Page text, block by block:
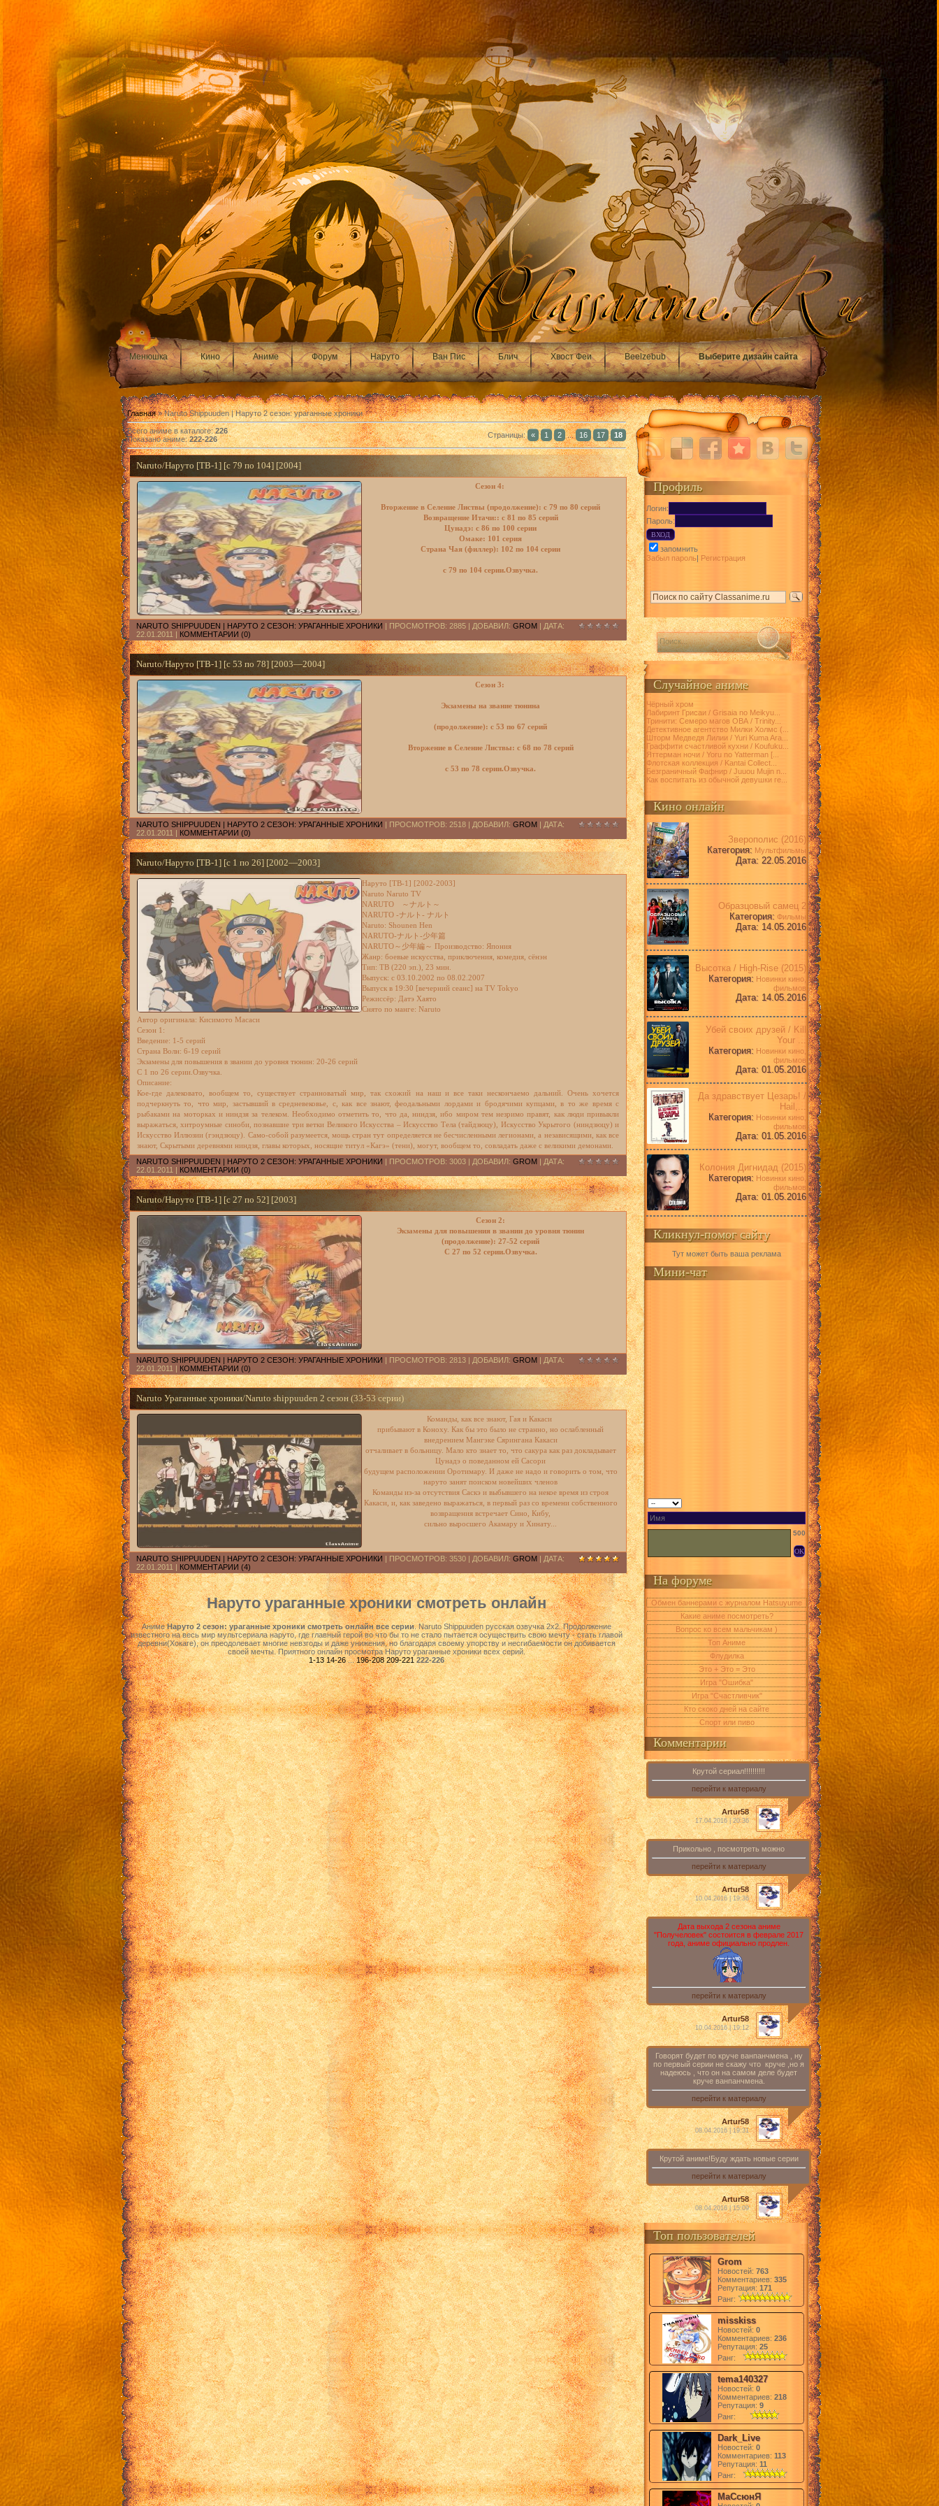
Менюшка Кино Аниме Форум Наруто Ван Пис Блич Хвост Феи Beelzebub Выберите дизайн сайта
Главная»Naruto Shippuuden | Наруто 2 сезон: ураганные хроники
Всего аниме в каталоге:226
Показано аниме:222-226 Страницы: « 1 2 ... 16 17 18
Naruto/Наруто [ТВ-1] [с 79 по 104] [2004]
Сезон 4:
Вторжение в Селение Листвы (продолжение): с 79 по 80 серий
Возвращение Итачи:: с 81 по 85 серий
Цунадэ: с 86 по 100 серии
Омаке: 101 серия
Страна Чая (филлер): 102 по 104 серии
с 79 по 104 серии.Озвучка.
NARUTO SHIPPUUDEN | НАРУТО 2 СЕЗОН: УРАГАННЫЕ ХРОНИКИ | ПРОСМОТРОВ: 2885 | ДОБАВИЛ: GROM | ДАТА:
22.01.2011 | КОММЕНТАРИИ (0)
Naruto/Наруто [ТВ-1] [с 53 по 78] [2003—2004]
Сезон 3:
Экзамены на звание тюнина
(продолжение): с 53 по 67 серий
Вторжение в Селение Листвы: с 68 по 78 серий
с 53 по 78 серии.Озвучка.
NARUTO SHIPPUUDEN | НАРУТО 2 СЕЗОН: УРАГАННЫЕ ХРОНИКИ | ПРОСМОТРОВ: 2518 | ДОБАВИЛ: GROM | ДАТА:
22.01.2011 | КОММЕНТАРИИ (0)
Naruto/Наруто [ТВ-1] [с 1 по 26] [2002—2003]
Наруто [ТВ-1] [2002-2003]
Naruto Naruto TV
NARUTO ～ナルト～
NARUTO -ナルト- ナルト
Naruto: Shounen Hen
NARUTO-ナルト-少年篇
NARUTO～少年編～ Производство: Япония
Жанр: боевые искусства, приключения, комедия, сёнэн
Тип: ТВ (220 эп.), 23 мин.
Выпуск: c 03.10.2002 по 08.02.2007
Выпуск в 19:30 [вечерний сеанс] на TV Tokyo
Режиссёр: Датэ Хаято
Снято по манге: Naruto
Автор оригинала: Кисимото Масаси
Сезон 1:
Введение: 1-5 серий
Страна Волн: 6-19 серий
Экзамены для повышения в звании до уровня тюнин: 20-26 серий
С 1 по 26 серии.Озвучка.
Описание:
Кое-где далековато, вообщем то, существует странноватый мир, так схожий на наш и все таки нескончаемо дальний. Очень хочется
подчеркнуть то, что мир, застывший в средневековье, с, как все знают, феодальными лордами и бродячими купцами, в то же время с
рыбаками на моторках и ниндзя за телеком. Необходимо отметить то, что да, ниндзя, ибо миром тем незримо правят, как люди привыкли
выражаться, хитроумные синоби, познавшие три ветки Великого Искусства – Искусство Тела (тайдзюцу), Искусство Укрытого (ниндзюцу) и
Искусство Иллюзии (гэндзюцу). Само-собой разумеется, мощь стран тут определяется не бесчисленными легионами, а независящими, как все
знают, Скрытыми деревнями ниндзя, главы которых, носящие титул «Кагэ» (тени), могут, вообщем то, совладать даже с великими демонами.
NARUTO SHIPPUUDEN | НАРУТО 2 СЕЗОН: УРАГАННЫЕ ХРОНИКИ | ПРОСМОТРОВ: 3003 | ДОБАВИЛ: GROM | ДАТА:
22.01.2011 | КОММЕНТАРИИ (0)
Naruto/Наруто [ТВ-1] [с 27 по 52] [2003]
Сезон 2:
Экзамены для повышения в звании до уровня тюнин
(продолжение): 27-52 серий
С 27 по 52 серии.Озвучка.
NARUTO SHIPPUUDEN | НАРУТО 2 СЕЗОН: УРАГАННЫЕ ХРОНИКИ | ПРОСМОТРОВ: 2813 | ДОБАВИЛ: GROM | ДАТА:
22.01.2011 | КОММЕНТАРИИ (0)
Naruto Ураганные хроники/Naruto shippuuden 2 сезон (33-53 серии)
Команды, как все знают, Гая и Какаси
прибывают в Коноху. Как бы это было не странно, но ослабленный
внедрением Мангэке Сярингана Какаси
отчаливает в больницу. Мало кто знает то, что сакура как раз докладывает
Цунадэ о поведанном ей Сасори
будущем расположении Оротимару. И даже не надо и говорить о том, что
наруто занят поиском новейших членов
Команды из-за отсутствия Саскэ и выбывшего на некое время из строя
Какаси, и, как заведено выражаться, в первый раз со времени собственного
возвращения встречает Сино, Кибу,
сильно выросшего Акамару и Хинату...
NARUTO SHIPPUUDEN | НАРУТО 2 СЕЗОН: УРАГАННЫЕ ХРОНИКИ | ПРОСМОТРОВ: 3530 | ДОБАВИЛ: GROM | ДАТА:
22.01.2011 | КОММЕНТАРИИ (4)
Наруто ураганные хроники смотреть онлайн
АнимеНаруто 2 сезон: ураганные хроники смотреть онлайн все серии. Naruto Shippuuden русская озвучка 2х2. Продолжение
известного на весь мир мультсериала наруто, где главный герой во что бы то не стало пытается осуществить свою мечту - стать главой
деревни(Хокаге), он преодолевает многие невзгоды и даже унижения, но благодаря своему упорству и несгибаемости он добивается
своей мечты. Приятного онлайн просмотра Наруто ураганные хроники всех серий.
1-13 14-26 ... 196-208 209-221 222-226
Профиль
Логин:
Пароль:
запомнить
Забыл пароль| Регистрация
Случайное аниме
Чёрный хром
Лабиринт Грисаи / Grisaia no Meikyu...
Тринити: Семеро магов ОВА / Trinity...
Детективное агентство Милки Холмс (...
Шторм Медведя Лилии / Yuri Kuma Ara...
Граффити счастливой кухни / Koufuku...
Яттерман ночи / Yoru no Yatterman [...
Флотская коллекция / Kantai Collect...
Безграничный Фафнир / Juuou Mujin n...
Как воспитать из обычной девушки ге...
Кино онлайн
Зверополис (2016)
Категория: Мультфильмы
Дата: 22.05.2016
Образцовый самец 2
Категория: Фильмы
Дата: 14.05.2016
Высотка / High-Rise (2015)
Категория: Новинки кино,
фильмов
Дата: 14.05.2016
Убей своих друзей / Kill
Your ...
Категория: Новинки кино,
фильмов
Дата: 01.05.2016
Да здравствует Цезарь! /
Hail,...
Категория: Новинки кино,
фильмов
Дата: 01.05.2016
Колония Дигнидад (2015)
Категория: Новинки кино,
фильмов
Дата: 01.05.2016
Кликнул-помог сайту
Тут может быть ваша реклама
Мини-чат
500
На форуме
Обмен баннерами с журналом Hatsuyume
Какие аниме посмотреть?
Вопрос ко всем мальчикам )
Топ Аниме
Флудилка
Это + Это = Это
Игра "Ошибка"
Игра "Счастливчик"
Кто скоко дней на сайте
Спорт или пиво
Комментарии
Крутой сериал!!!!!!!!!!
перейти к материалу
Artur58
17.04.2016 | 20:36
Прикольно , посмотреть можно
перейти к материалу
Artur58
10.04.2016 | 19:36
Дата выхода 2 сезона аниме
"Получеловек" состоится в феврале 2017
года, аниме официально продлен.
перейти к материалу
Artur58
10.04.2016 | 19:12
Говорят будет по круче ванпанчмена , ну
по первый серии не скажу что круче ,но я
надеюсь , что он на самом деле будет
круче ванпанчмена.
перейти к материалу
Artur58
08.04.2016 | 19:31
Крутой аниме!Буду ждать новые серии
перейти к материалу
Artur58
08.04.2016 | 15:09
Топ пользователей
Grom
Новостей: 763
Комментариев: 335
Репутация: 171
Ранг:
misskiss
Новостей: 0
Комментариев: 236
Репутация: 25
Ранг:
tema140327
Новостей: 0
Комментариев: 218
Репутация: 9
Ранг:
Dark_Live
Новостей: 0
Комментариев: 113
Репутация: 11
Ранг:
МаСсюнЯ